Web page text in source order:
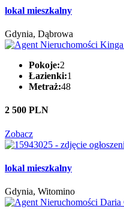
lokal mieszkalny
Gdynia, Dąbrowa
Pokoje:2
Łazienki:1
Metraż:48
2 500 PLN
Zobacz
lokal mieszkalny
Gdynia, Witomino